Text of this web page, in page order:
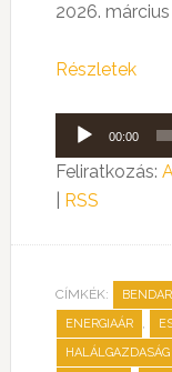
2026.
Részletek
Audió
lejátszó
00:00
Feliratkozás:
RSS
CÍMKÉK:
ENERGIAÁR ,
HALÁLGAZDASÁG